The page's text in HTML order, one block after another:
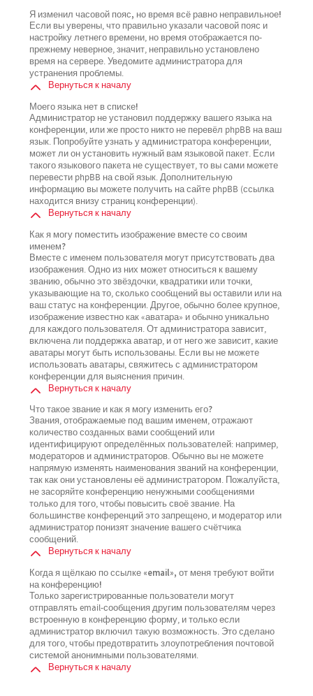
Я изменил часовой пояс, но время всё равно неправильное!
Если вы уверены, что правильно указали часовой пояс и
настройку летнего времени, но время отображается по-
прежнему неверное, значит, неправильно установлено
время на сервере. Уведомите администратора для
устранения проблемы.
Вернуться к началу
Моего языка нет в списке!
Администратор не установил поддержку вашего языка на
конференции, или же просто никто не перевёл phpBB на ваш
язык. Попробуйте узнать у администратора конференции,
может ли он установить нужный вам языковой пакет. Если
такого языкового пакета не существует, то вы сами можете
перевести phpBB на свой язык. Дополнительную
информацию вы можете получить на сайте phpBB (ссылка
находится внизу страниц конференции).
Вернуться к началу
Как я могу поместить изображение вместе со своим
именем?
Вместе с именем пользователя могут присутствовать два
изображения. Одно из них может относиться к вашему
званию, обычно это звёздочки, квадратики или точки,
указывающие на то, сколько сообщений вы оставили или на
ваш статус на конференции. Другое, обычно более крупное,
изображение известно как «аватара» и обычно уникально
для каждого пользователя. От администратора зависит,
включена ли поддержка аватар, и от него же зависит, какие
аватары могут быть использованы. Если вы не можете
использовать аватары, свяжитесь с администратором
конференции для выяснения причин.
Вернуться к началу
Что такое звание и как я могу изменить его?
Звания, отображаемые под вашим именем, отражают
количество созданных вами сообщений или
идентифицируют определённых пользователей: например,
модераторов и администраторов. Обычно вы не можете
напрямую изменять наименования званий на конференции,
так как они установлены её администратором. Пожалуйста,
не засоряйте конференцию ненужными сообщениями
только для того, чтобы повысить своё звание. На
большинстве конференций это запрещено, и модератор или
администратор понизят значение вашего счётчика
сообщений.
Вернуться к началу
Когда я щёлкаю по ссылке «email», от меня требуют войти
на конференцию!
Только зарегистрированные пользователи могут
отправлять email-сообщения другим пользователям через
встроенную в конференцию форму, и только если
администратор включил такую возможность. Это сделано
для того, чтобы предотвратить злоупотребления почтовой
системой анонимными пользователями.
Вернуться к началу